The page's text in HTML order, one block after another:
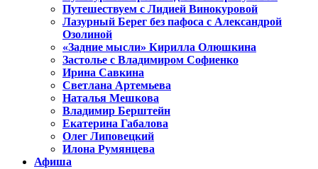
Путешествуем с Лидией Винокуровой
Лазурный Берег без пафоса с Александрой
Озолиной
«Задние мысли» Кирилла Олюшкина
Застолье с Владимиром Софиенко
Ирина Савкина
Светлана Артемьева
Наталья Мешкова
Владимир Берштейн
Екатерина Габалова
Олег Липовецкий
Илона Румянцева
Афиша